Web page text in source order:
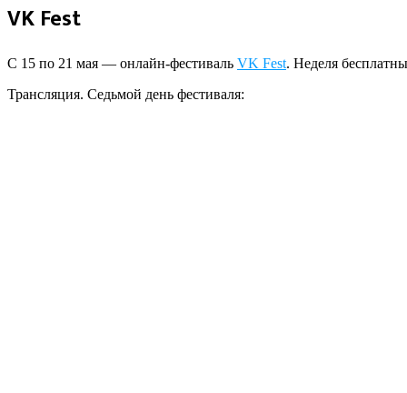
VK Fest
С 15 по 21 мая — онлайн-фестиваль VK Fest. Неделя
Трансляция. Седьмой день фестиваля: